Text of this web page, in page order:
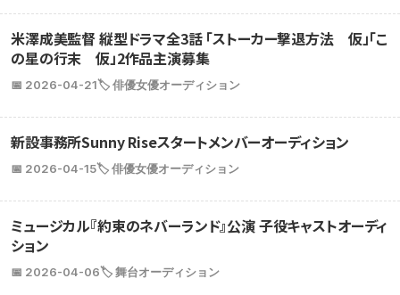
米澤成美監督 縦型ドラマ全3話 「ストーカー撃退方法 仮」「こ
の星の行末 仮」2作品主演募集
📅 2026-04-21🏷️ 俳優女優オーディション
新設事務所Sunny Riseスタートメンバーオーディション
📅 2026-04-15🏷️ 俳優女優オーディション
ミュージカル『約束のネバーランド』公演 子役キャストオーディ
ション
📅 2026-04-06🏷️ 舞台オーディション